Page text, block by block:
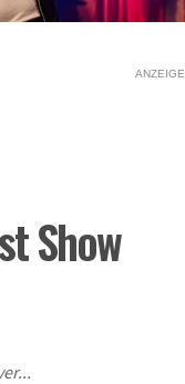
ANZEIGE
Show